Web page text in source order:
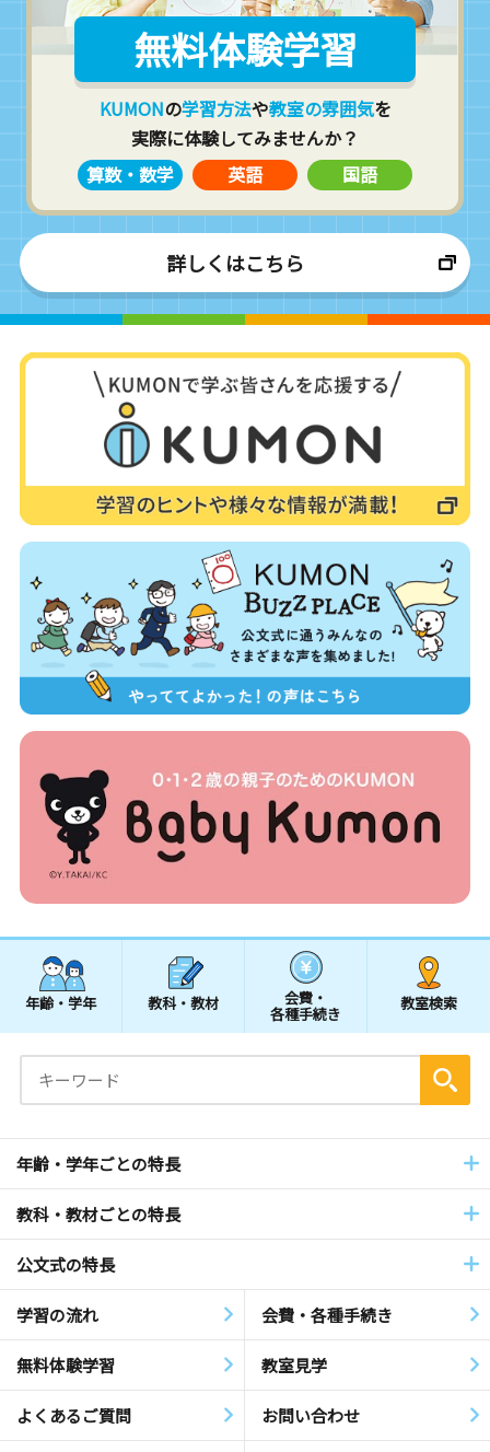
無料体験学習
KUMONの学習方法や教室の雰囲気を
実際に体験してみませんか？
算数・数学
英語 国語
詳しくはこちら
年齢・学年 教科・教材 会費・
各種手続き
教室検索
年齢・学年ごとの特長
教科・教材ごとの特長
公文式の特長
学習の流れ 会費・各種手続き
無料体験学習 教室見学
よくあるご質問 お問い合わせ